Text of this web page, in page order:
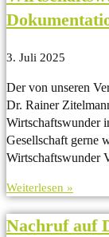
3. Juli 2025
Der von unseren
Dr. Rainer
Wirtschaftswunder
Gesellschaft gerne
Wirtschaftswunder
Weiterlesen »
Nachruf auf